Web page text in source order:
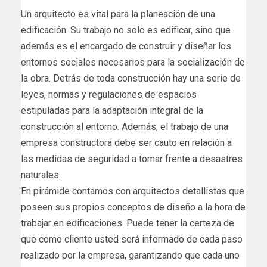
Un arquitecto es vital para la planeación de una
edificación. Su trabajo no solo es edificar, sino que
además es el encargado de construir y diseñar los
entornos sociales necesarios para la socialización de
la obra. Detrás de toda construcción hay una serie de
leyes, normas y regulaciones de espacios
estipuladas para la adaptación integral de la
construcción al entorno. Además, el trabajo de una
empresa constructora debe ser cauto en relación a
las medidas de seguridad a tomar frente a desastres
naturales.
En pirámide contamos con arquitectos detallistas que
poseen sus propios conceptos de diseño a la hora de
trabajar en edificaciones. Puede tener la certeza de
que como cliente usted será informado de cada paso
realizado por la empresa, garantizando que cada uno